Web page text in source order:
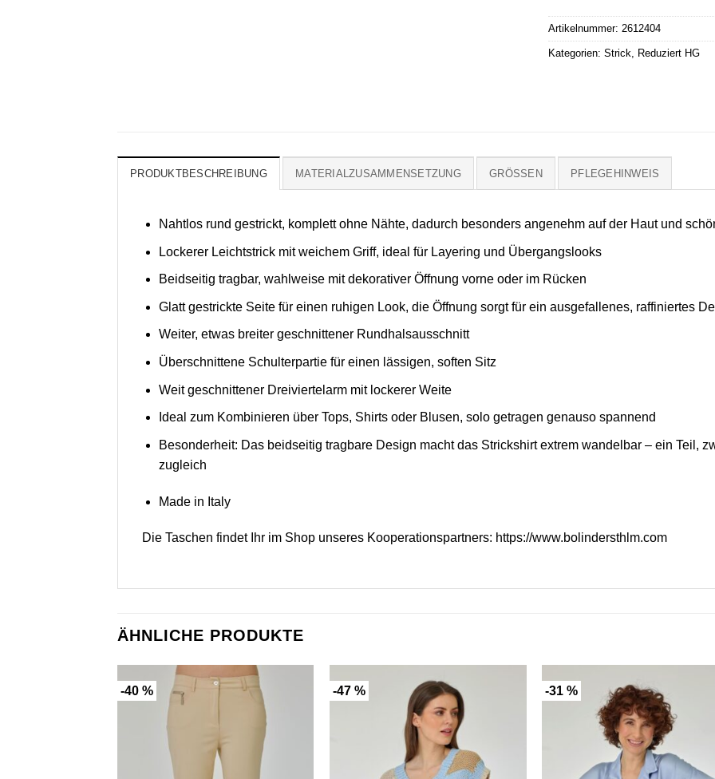
Artikelnummer: 2612404
Kategorien: Strick, Reduziert HG
PRODUKTBESCHREIBUNG MATERIALZUSAMMENSETZUNG GRÖSSEN PFLEGEHINWEIS
Nahtlos rund gestrickt, komplett ohne Nähte, dadurch besonders angenehm auf der Haut und
Lockerer Leichtstrick mit weichem Griff, ideal für Layering und Übergangslooks
Beidseitig tragbar, wahlweise mit dekorativer Öffnung vorne oder im Rücken
Glatt gestrickte Seite für einen ruhigen Look, die Öffnung sorgt für ein ausgefallenes, raffiniertes
Weiter, etwas breiter geschnittener Rundhalsausschnitt
Überschnittene Schulterpartie für einen lässigen, soften Sitz
Weit geschnittener Dreiviertelarm mit lockerer Weite
Ideal zum Kombinieren über Tops, Shirts oder Blusen, solo getragen genauso spannend
Besonderheit: Das beidseitig tragbare Design macht das Strickshirt extrem wandelbar – ein Teil,
zugleich
Made in Italy
Die Taschen findet Ihr im Shop unseres Kooperationspartners: https://www.bolindersthlm.com
ÄHNLICHE PRODUKTE
-40 % -47 % -31 %